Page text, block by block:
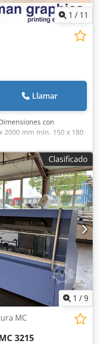
1 / 11
Llamar
con
mm mín. 150 x 180
mín. 150 x 200
partes: mín. 200 x
en cuatro partes: mín.
m/min. Equipamiento:
• con sistema de vacío
• 4 placas de pliegue •
trasera • sistema de
de pliegue transversal:
unidad de
Nis Aa Terf • cuchilla de
Accesorios
operación • 1 juego de
adicional: • tal cual,
Clasificado
1 /9
MC
3215